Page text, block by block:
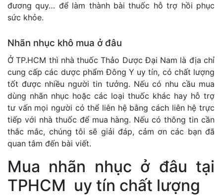
đương quy… để làm thành bài thuốc hỗ trợ hồi phục
sức khỏe.
Nhãn nhục khô mua ở đâu
Ở TP.HCM thì nhà thuốc Thảo Dược Đại Nam là địa chỉ
cung cấp các dược phẩm Đông Y uy tín, có chất lượng
tốt được nhiều người tin tưởng. Nếu có nhu cầu mua
dùng nhãn nhục hoặc các loại thuốc khác hay hỗ trợ
tư vấn mọi người có thể liên hệ bằng cách liên hệ trực
tiếp với nhà thuốc để mua hàng. Nếu có thông tin cần
thắc mắc, chúng tôi sẽ giải đáp, cảm ơn các bạn đã
quan tâm đến bài viết.
Mua nhãn nhục ở đâu tại
TPHCM uy tín chất lượng